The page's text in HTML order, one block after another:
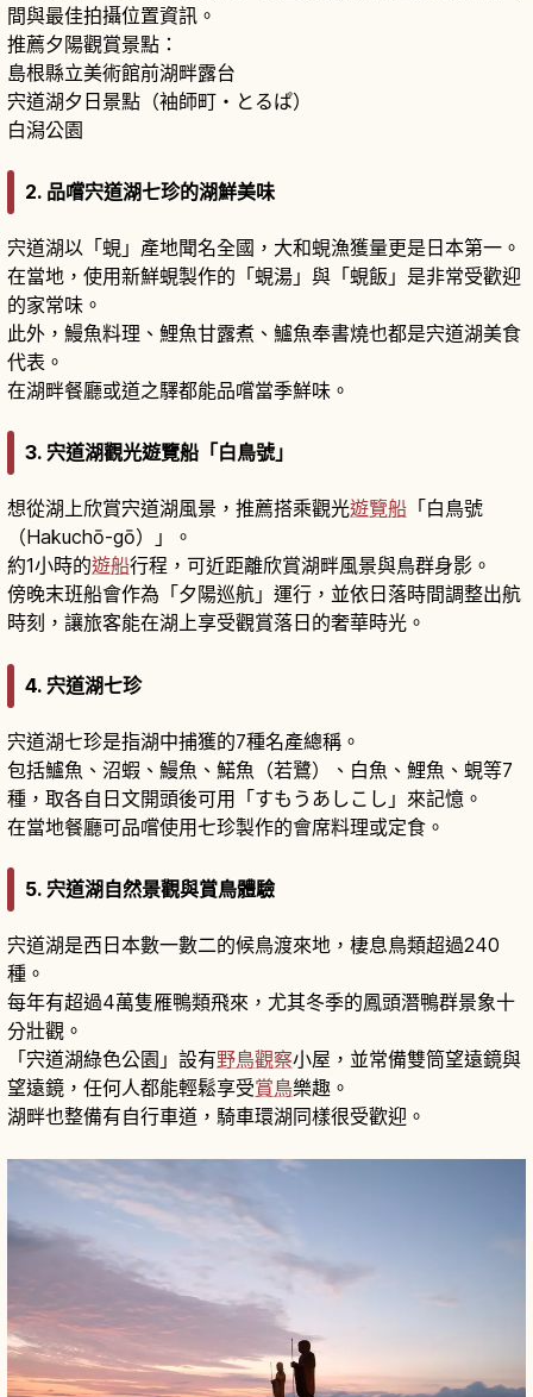
間與最佳拍攝位置資訊。
推薦夕陽觀賞景點：
島根縣立美術館前湖畔露台
宍道湖夕日景點（袖師町・とるぱ）
白潟公園
2. 品嚐宍道湖七珍的湖鮮美味
宍道湖以「蜆」產地聞名全國，大和蜆漁獲量更是日本第一。
在當地，使用新鮮蜆製作的「蜆湯」與「蜆飯」是非常受歡迎
的家常味。
此外，鰻魚料理、鯉魚甘露煮、鱸魚奉書燒也都是宍道湖美食
代表。
在湖畔餐廳或道之驛都能品嚐當季鮮味。
3. 宍道湖觀光遊覽船「白鳥號」
想從湖上欣賞宍道湖風景，推薦搭乘觀光遊覽船 「白鳥號
（Hakuchō-gō）」。
約1小時的遊船行程，可近距離欣賞湖畔風景與鳥群身影。
傍晚末班船會作為「夕陽巡航」運行，並依日落時間調整出航
時刻，讓旅客能在湖上享受觀賞落日的奢華時光。
4. 宍道湖七珍
宍道湖七珍是指湖中捕獲的7種名產總稱。
包括鱸魚、沼蝦、鰻魚、鰙魚（若鷺）、白魚、鯉魚、蜆等7
種，取各自日文開頭後可用「すもうあしこし」來記憶。
在當地餐廳可品嚐使用七珍製作的會席料理或定食。
5. 宍道湖自然景觀與賞鳥體驗
宍道湖是西日本數一數二的候鳥渡來地，棲息鳥類超過240
種。
每年有超過4萬隻雁鴨類飛來，尤其冬季的鳳頭潛鴨群景象十
分壯觀。
「宍道湖綠色公園」設有野鳥觀察小屋，並常備雙筒望遠鏡與
望遠鏡，任何人都能輕鬆享受賞鳥樂趣。
湖畔也整備有自行車道，騎車環湖同樣很受歡迎。